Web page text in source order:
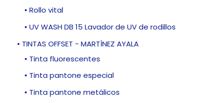
• Rollo vital
• UV WASH DB 15 Lavador de UV de rodillos
• TINTAS OFFSET - MARTÍNEZ AYALA
• Tinta fluorescentes
• Tinta pantone especial
• Tinta pantone metálicos